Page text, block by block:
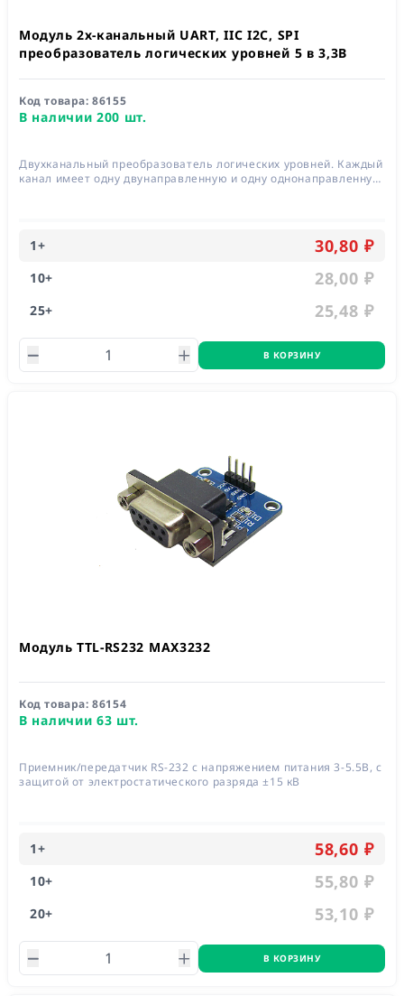
Модуль 2х-канальный UART, IIC I2C, SPI
преобразователь логических уровней 5 в 3,3В
Код товара:86155
В наличии 200 шт.
Двухканальный преобразователь логических уровней. Каждый
канал имеет одну двунаправленную и одну однонаправленную
1+ 30,80 ₽
10+ 28,00 ₽
25+ 25,48 ₽
В КОРЗИНУ
Модуль TTL-RS232 MAX3232
Код товара:86154
В наличии 63 шт.
Приемник/передатчик RS-232 с напряжением питания 3-5.5В, с
защитой от электростатического разряда ±15 кВ
1+ 58,60 ₽
10+ 55,80 ₽
20+ 53,10 ₽
В КОРЗИНУ